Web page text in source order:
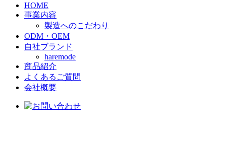
HOME
事業内容
製造へのこだわり
ODM・OEM
自社ブランド
haremode
商品紹介
よくあるご質問
会社概要